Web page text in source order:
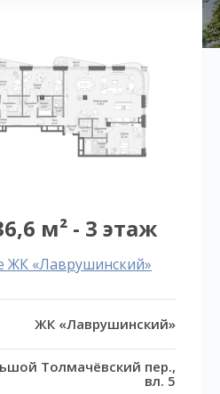
м² - 3 этаж
ЖК «Лаврушинский»
ЖК «Лаврушинский»
Толмачёвский пер.,
вл. 5